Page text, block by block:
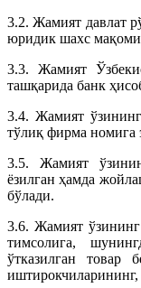
3.2. Жамият давлат
юридик шахс
3.3. Жамият
ташқарида банк
3.4. Жамият
тўлиқ фирма номига
3.5. Жамият
ёзилган ҳамда
бўлади.
3.6. Жамият
тимсолига,
ўтказилган товар